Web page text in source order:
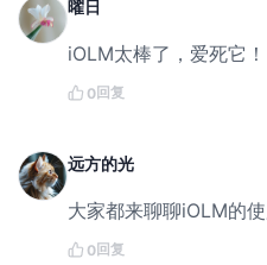
曜日
iOLM太棒了，爱死它！
0 回复
远方的光
大家都来聊聊iOLM的
0 回复